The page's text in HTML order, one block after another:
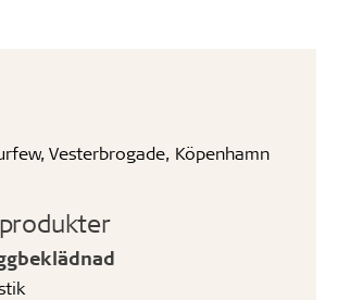
Vesterbrogade, Köpenhamn